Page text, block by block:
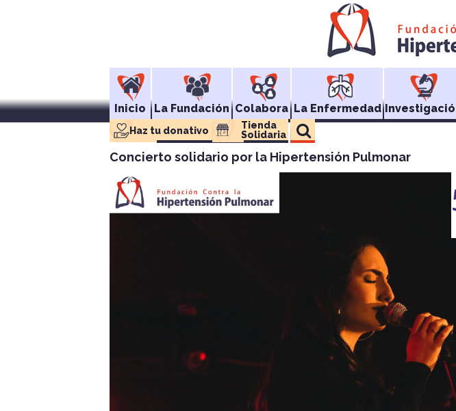
Inicio La Fundación Colabora La Enfermedad
Haz tu donativo
Tienda
Solidaria
Concierto solidario por la Hipertensión Pulmonar